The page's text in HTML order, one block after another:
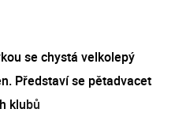
se chystá velkolepý
Představí se pětadvacet
klubů